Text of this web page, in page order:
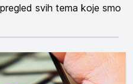
svih tema koje smo